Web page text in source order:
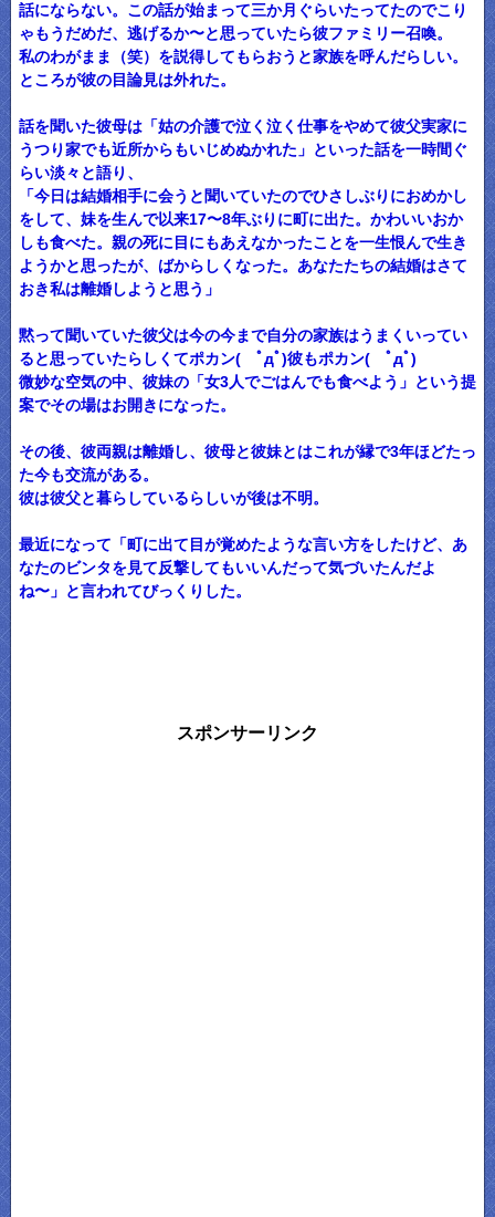
話にならない。この話が始まって三か月ぐらいたってたのでこり
ゃもうだめだ、逃げるか〜と思っていたら彼ファミリー召喚。
私のわがまま（笑）を説得してもらおうと家族を呼んだらしい。
ところが彼の目論見は外れた。
話を聞いた彼母は「姑の介護で泣く泣く仕事をやめて彼父実家に
うつり家でも近所からもいじめぬかれた」といった話を一時間ぐ
らい淡々と語り、
「今日は結婚相手に会うと聞いていたのでひさしぶりにおめかし
をして、妹を生んで以来17〜8年ぶりに町に出た。かわいいおか
しも食べた。親の死に目にもあえなかったことを一生恨んで生き
ようかと思ったが、ばからしくなった。あなたたちの結婚はさて
おき私は離婚しようと思う」
黙って聞いていた彼父は今の今まで自分の家族はうまくいってい
ると思っていたらしくてポカン( ﾟдﾟ)彼もポカン( ﾟдﾟ)
微妙な空気の中、彼妹の「女3人でごはんでも食べよう」という提
案でその場はお開きになった。
その後、彼両親は離婚し、彼母と彼妹とはこれが縁で3年ほどたっ
た今も交流がある。
彼は彼父と暮らしているらしいが後は不明。
最近になって「町に出て目が覚めたような言い方をしたけど、あ
なたのビンタを見て反撃してもいいんだって気づいたんだよ
ね〜」と言われてびっくりした。
スポンサーリンク